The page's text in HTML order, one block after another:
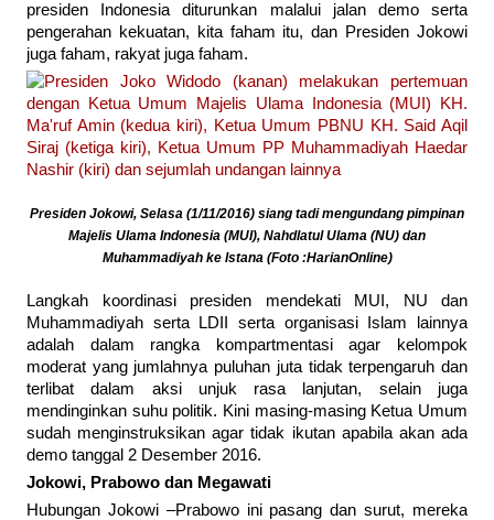
presiden Indonesia diturunkan malalui jalan demo serta
pengerahan kekuatan, kita faham itu, dan Presiden Jokowi
juga faham, rakyat juga faham.
Presiden Jokowi, Selasa (1/11/2016) siang tadi mengundang pimpinan
Majelis Ulama Indonesia (MUI), Nahdlatul Ulama (NU) dan
Muhammadiyah ke Istana (Foto :HarianOnline)
Langkah koordinasi presiden mendekati MUI, NU dan
Muhammadiyah serta LDII serta organisasi Islam lainnya
adalah dalam rangka kompartmentasi agar kelompok
moderat yang jumlahnya puluhan juta tidak terpengaruh dan
terlibat dalam aksi unjuk rasa lanjutan, selain juga
mendinginkan suhu politik. Kini masing-masing Ketua Umum
sudah menginstruksikan agar tidak ikutan apabila akan ada
demo tanggal 2 Desember 2016.
Jokowi, Prabowo dan Megawati
Hubungan Jokowi –Prabowo ini pasang dan surut, mereka